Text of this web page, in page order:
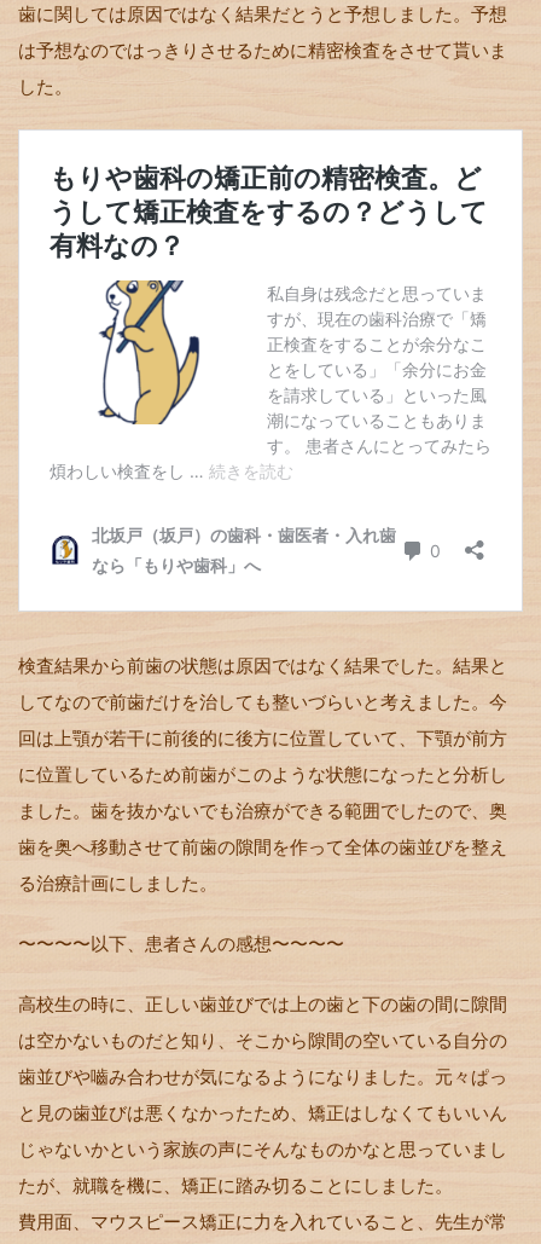
歯に関しては原因ではなく結果だとうと予想しました。予想
は予想なのではっきりさせるために精密検査をさせて貰いま
した。
検査結果から前歯の状態は原因ではなく結果でした。結果と
してなので前歯だけを治しても整いづらいと考えました。今
回は上顎が若干に前後的に後方に位置していて、下顎が前方
に位置しているため前歯がこのような状態になったと分析し
ました。歯を抜かないでも治療ができる範囲でしたので、奥
歯を奥へ移動させて前歯の隙間を作って全体の歯並びを整え
る治療計画にしました。
〜〜〜〜以下、患者さんの感想〜〜〜〜
高校生の時に、正しい歯並びでは上の歯と下の歯の間に隙間
は空かないものだと知り、そこから隙間の空いている自分の
歯並びや嚙み合わせが気になるようになりました。元々ぱっ
と見の歯並びは悪くなかったため、矯正はしなくてもいいん
じゃないかという家族の声にそんなものかなと思っていまし
たが、就職を機に、矯正に踏み切ることにしました。
費用面、マウスピース矯正に力を入れていること、先生が常